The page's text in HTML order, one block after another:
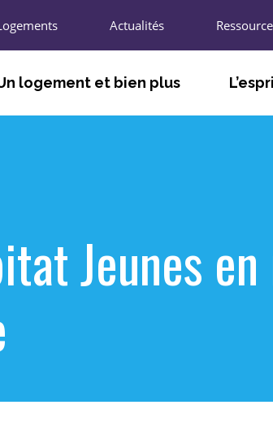
Actualités
logement et bien plus
DÉCOUVRIR
Jeunes